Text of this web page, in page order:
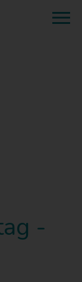
-